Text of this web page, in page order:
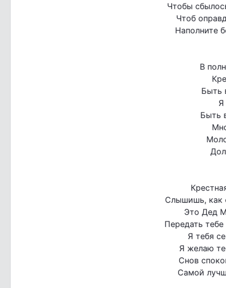
Чтобы
Чтоб
Наполните
В
Быть
Я
Быть
Слышишь, как
Это Дед
Передать
Я тебя
Я желаю
Снов
Самой